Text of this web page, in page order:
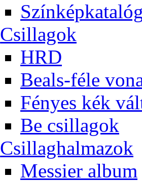
Csil­la­gok
HRD
Be­als-fé­le
Fé­nyes kék
Be csil­la­gok
Csil­lag­hal­ma­zok
Mes­si­er al­bum